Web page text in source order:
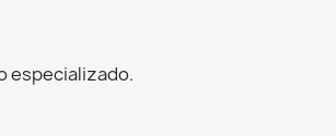
especializado.